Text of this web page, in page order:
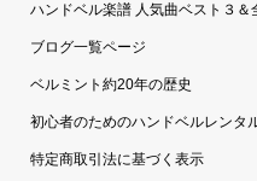
ハンドベル楽譜 人気曲ベスト３＆
ブログ一覧ページ
ベルミント約20年の歴史
初心者のためのハンドベルレンタ
特定商取引法に基づく表示